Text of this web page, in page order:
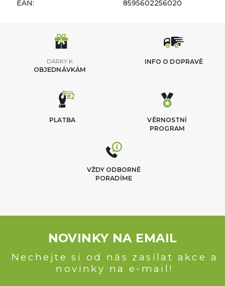
EAN: 8595602256020
DÁRKY K
OBJEDNÁVKÁM
INFO O DOPRAVĚ
VĚRNOSTNÍ
PROGRAM
PLATBA
VŽDY ODBORNĚ
PORADÍME
NOVINKY NA EMAIL
Nechejte si od nás zasílat akce a
novinky na e-mail!